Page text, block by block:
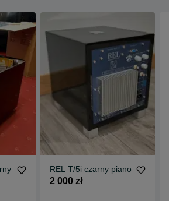
REL T/5i czarny piano
2 000 zł